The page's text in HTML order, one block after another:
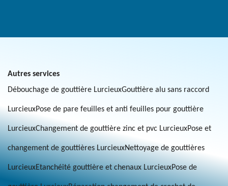
Autres services
Débouchage de gouttière LurcieuxGouttière alu sans raccord
LurcieuxPose de pare feuilles et anti feuilles pour gouttière
LurcieuxChangement de gouttière zinc et pvc LurcieuxPose et
changement de gouttières LurcieuxNettoyage de gouttières
LurcieuxEtanchéité gouttière et chenaux LurcieuxPose de